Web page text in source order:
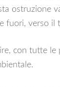
ostruzione
fuori, verso il
con tutte le